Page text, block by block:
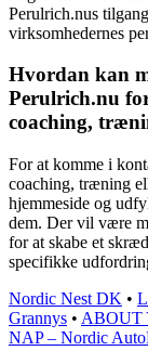
Perulrich.nus
virksomhedernes
Hvordan kan
Perulrich.nu
coaching,
For at komme i
coaching, træning
hjemmeside og
dem. Der vil være
for at skabe et
specifikke
Nordic Nest DK •
Grannys • ABOUT
NAP – Nordic